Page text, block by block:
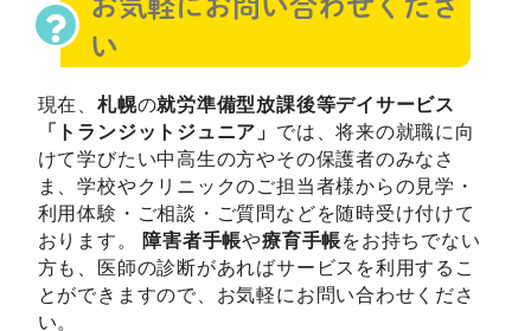
い
現在、 札幌の就労準備型放課後等デイサービス
「トランジットジュニア」 では、将来の就職に向
けて学びたい中高生の方やその保護者のみなさ
ま、学校やクリニックのご担当者様からの見学・
利用体験・ご相談・ご質問などを随時受け付けて
おります。 障害者手帳や療育手帳をお持ちでない
方も、医師の診断があればサービスを利用するこ
とができますので、お気軽にお問い合わせくださ
い。